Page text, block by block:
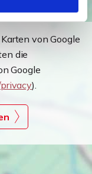
von Google
die
Google
).